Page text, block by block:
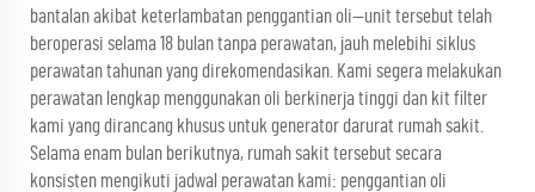
bantalan akibat keterlambatan penggantian oli—unit tersebut telah
beroperasi selama 18 bulan tanpa perawatan, jauh melebihi siklus
perawatan tahunan yang direkomendasikan. Kami segera melakukan
perawatan lengkap menggunakan oli berkinerja tinggi dan kit filter
kami yang dirancang khusus untuk generator darurat rumah sakit.
Selama enam bulan berikutnya, rumah sakit tersebut secara
konsisten mengikuti jadwal perawatan kami: penggantian oli